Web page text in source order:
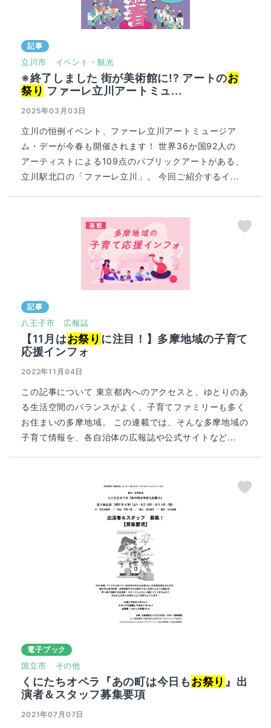
記事
立川市 イベント・観光
※終了しました 街が美術館に!? アートのお
祭り ファーレ立川アートミュ...
2025年03月03日
立川の恒例イベント、ファーレ立川アートミュージア
ム・デーが今春も開催されます！ 世界36か国92人の
アーティストによる109点のパブリックアートがある、
立川駅北口の「ファーレ立川」。 今回ご紹介するイ...
記事
八王子市 広報誌
【11月はお祭り に注目！】多摩地域の子育て
応援インフォ
2022年11月04日
この記事について 東京都内へのアクセスと、ゆとりのあ
る生活空間のバランスがよく、子育てファミリーも多く
お住まいの多摩地域。 この連載では、そんな多摩地域の
子育て情報を、各自治体の広報誌や公式サイトなど...
電子ブック
国立市 その他
くにたちオペラ『あの町は今日もお祭り 』出
演者＆スタッフ募集要項
2021年07月07日